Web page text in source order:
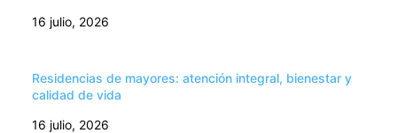
16 julio, 2026
Residencias de mayores: atención integral, bienestar y
calidad de vida
16 julio, 2026